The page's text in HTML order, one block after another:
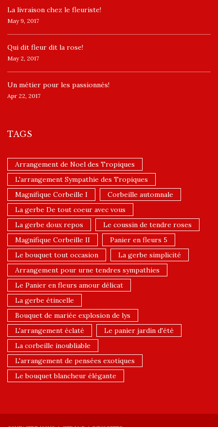
La livraison chez le fleuriste!
May 9, 2017
​Qui dit fleur dit la rose!
May 2, 2017
Un ​métier pour les passionnés​!
Apr 22, 2017
TAGS
Arrangement de Noel des Tropiques
L'arrangement Sympathie des Tropiques
Magnifique Corbeille I
Corbeille automnale
La gerbe De tout coeur avec vous
La gerbe doux repos
Le coussin de tendre roses
Magnifique Corbeille II
Panier en fleurs 5
Le bouquet tout occasion
La gerbe simplicité
Arrangement pour urne tendres sympathies
Le Panier en fleurs amour délicat
La gerbe étincelle
Bouquet de mariée explosion de lys
L'arrangement éclaté
Le panier jardin d'été
La corbeille inoubliable
L'arrangement de pensées exotiques
Le bouquet blancheur élégante